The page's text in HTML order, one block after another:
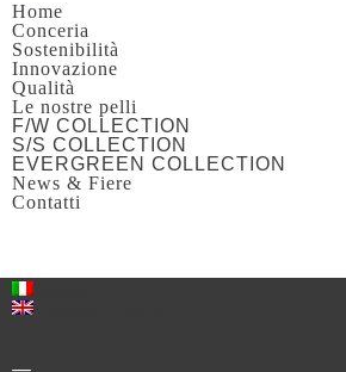
Home
Conceria
Sostenibilità
Innovazione
Qualità
Le nostre pelli
F/W COLLECTION
S/S COLLECTION
EVERGREEN COLLECTION
News & Fiere
Contatti